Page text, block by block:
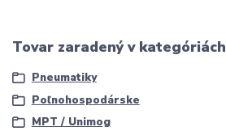
Tovar zaradený v kategóriách
Pneumatiky
Poľnohospodárske
MPT / Unimog